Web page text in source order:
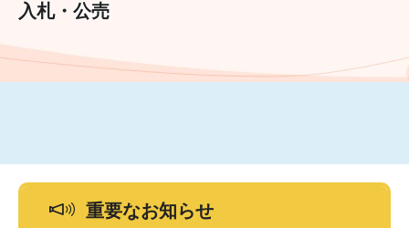
文
入札・公売
重要なお知らせ